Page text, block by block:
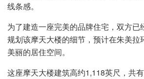
线条感。
为了建造一座完美的品牌住宅，双方已
规划该摩天大楼的细节，预计在朱美拉
美丽的居住空间。
这座摩天大楼建筑高约1,118英尺，共